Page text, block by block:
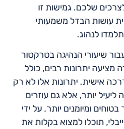
שלכם. גמישות זו
עושות הבדל משמעותי
לנהוג.
שיעורי הנהיגה בטרקטור
יתרונות רבים, כולל
אישית. יתרונות אלו לא רק
יותר, אלא גם עוזרים
ומיומנים יותר. על ידי
תוכלו למצוא בקלות את